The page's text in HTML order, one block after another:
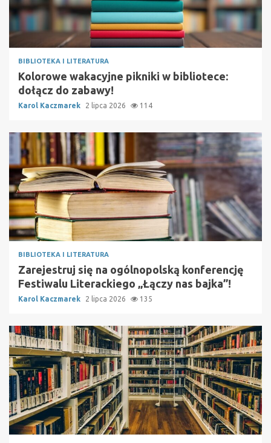
BIBLIOTEKA I LITERATURA
Kolorowe wakacyjne pikniki w bibliotece:
dołącz do zabawy!
Karol Kaczmarek 2 lipca 2026 114
BIBLIOTEKA I LITERATURA
Zarejestruj się na ogólnopolską konferencję
Festiwalu Literackiego „Łączy nas bajka”!
Karol Kaczmarek 2 lipca 2026 135